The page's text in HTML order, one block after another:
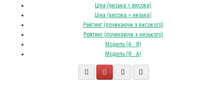
Ціна (низька > висока)
Ціна (висока > низька)
Рейтинг (починаючи з високого)
Рейтинг (починаючи з низького)
Модель (А - Я)
Модель (Я - А)